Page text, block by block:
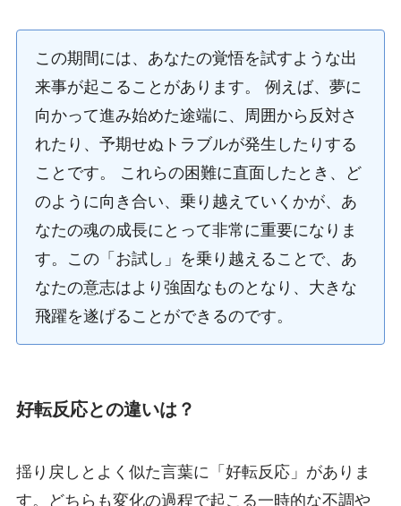
この期間には、あなたの覚悟を試すような出
来事が起こることがあります。 例えば、夢に
向かって進み始めた途端に、周囲から反対さ
れたり、予期せぬトラブルが発生したりする
ことです。 これらの困難に直面したとき、ど
のように向き合い、乗り越えていくかが、あ
なたの魂の成長にとって非常に重要になりま
す。この「お試し」を乗り越えることで、あ
なたの意志はより強固なものとなり、大きな
飛躍を遂げることができるのです。
好転反応との違いは？
揺り戻しとよく似た言葉に「好転反応」がありま
す。どちらも変化の過程で起こる一時的な不調や